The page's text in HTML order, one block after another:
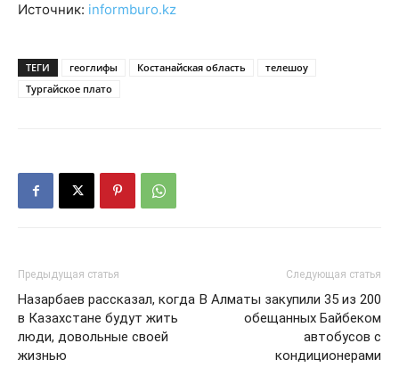
Источник: informburo.kz
ТЕГИ геоглифы Костанайская область
телешоу
Тургайское плато
Предыдущая статья
Назарбаев рассказал, когда
в Казахстане будут жить
люди, довольные своей
жизнью
Следующая статья
В Алматы закупили 35 из 200
обещанных Байбеком
автобусов с
кондиционерами